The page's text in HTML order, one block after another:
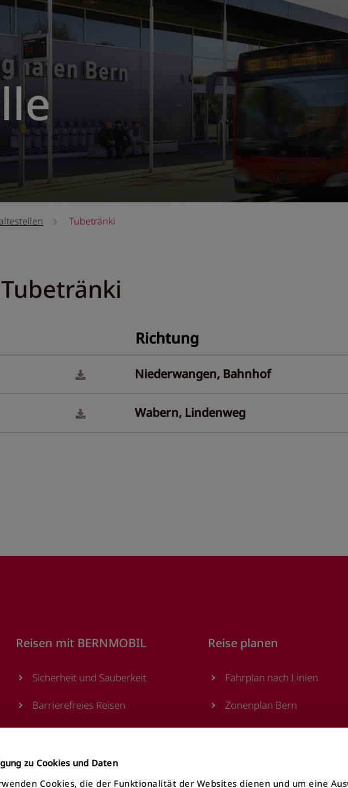
zu Cookies und Daten
Cookies, die der Funktionalität der Websites dienen und um eine
Tubetränki
Richtung
Niederwangen, Bahnhof
Wabern, Lindenweg
Reisen mit BERNMOBIL
Sicherheit und Sauberkeit
Barrierefreies Reisen
Ticketautomaten
Reise planen
Fahrplan nach Linien
Zonenplan Bern